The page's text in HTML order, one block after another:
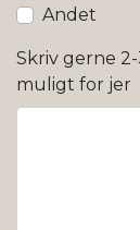
Andet
Skriv gerne
muligt for jer